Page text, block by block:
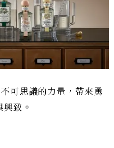
可思議的力量，帶來勇
致。